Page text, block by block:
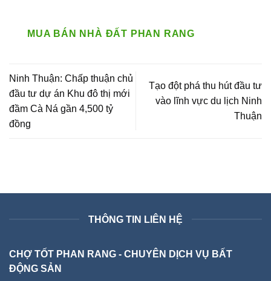
MUA BÁN NHÀ ĐẤT PHAN RANG
Ninh Thuận: Chấp thuận chủ
đầu tư dự án Khu đô thị mới
đầm Cà Ná gần 4,500 tỷ
đồng
Tạo đột phá thu hút đầu tư
vào lĩnh vực du lịch Ninh
Thuận
THÔNG TIN LIÊN HỆ
CHỢ TỐT PHAN RANG - CHUYÊN DỊCH VỤ BẤT
ĐỘNG SẢN